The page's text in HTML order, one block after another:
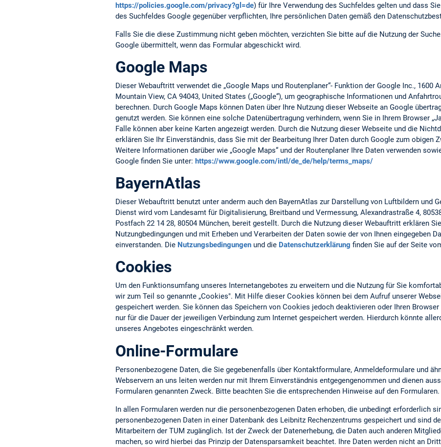
https://policies.google.com/privacy?gl=de) für Ihre Verwendung des Suchfeldes gelten und dass
des Suchfeldes Google gegenüber verpflichten, Ihre persönlichen Daten gemäß den
Falls Sie die diese Zustimmung nicht geben möchten, verzichten Sie bitte auf die Nutzung der
Google übermittelt, wenn das Formular abgeschickt wird.
Google Maps
Dieser Webauftritt verwendet die „Google Maps und Routenplaner“- Funktion der Google Inc., 1600
Mountain View, CA 94043, United States („Google“), um geographische Informationen und
berechnen. Durch Google Maps können Daten über Ihre Nutzung dieser Webseite an Google
genutzt werden. Sie können eine solche Datenübertragung verhindern, wenn Sie in Ihrem Browser
Falle können aber keine Karten angezeigt werden. Durch die Nutzung dieser Webseite und die
erklären Sie Ihr Einverständnis, dass Sie mit der Bearbeitung Ihrer Daten durch Google zum obigen
Weitere Informationen darüber wie „Google Maps“ und der Routenplaner Ihre Daten verwenden
Google finden Sie unter: https://www.google.com/intl/de_de/help/terms_maps/
BayernAtlas
Dieser Webauftritt benutzt unter anderm auch den BayernAtlas zur Darstellung von Luftbildern und
Dienst wird vom Landesamt für Digitalisierung, Breitband und Vermessung, Alexandrastraße 4,
Postfach 22 14 28, 80504 München, bereit gestellt. Durch die Nutzung dieser Webauftritt erklären
Nutzungbedingungen und mit Erheben und Verarbeiten der Daten sowie der von Ihnen eingegeben
einverstanden. Die Nutzungsbedingungen und die Datenschutzerklärung finden Sie auf der Seite
Cookies
Um den Funktionsumfang unseres Internetangebotes zu erweitern und die Nutzung für Sie
wir zum Teil so genannte „Cookies". Mit Hilfe dieser Cookies können bei dem Aufruf unserer
gespeichert werden. Sie können das Speichern von Cookies jedoch deaktivieren oder Ihren
nur für die Dauer der jeweiligen Verbindung zum Internet gespeichert werden. Hierdurch könnte
unseres Angebotes eingeschränkt werden.
Online-Formulare
Personenbezogene Daten, die Sie gegebenenfalls über Kontaktformulare, Anmeldeformulare und
Webservern an uns leiten werden nur mit Ihrem Einverständnis entgegengenommen und dienen
Formularen genannten Zweck. Bitte beachten Sie die entsprechenden Hinweise auf den Formularen.
In allen Formularen werden nur die personenbezogenen Daten erhoben, die unbedingt erforderlich
personenbezogenen Daten in einer Datenbank des Leibnitz Rechenzentrums gespeichert und sind
Mitarbeitern der TUM zugänglich. Ist der Zweck der Datenerhebung, die Daten auch anderen
machen, so wird hierbei das Prinzip der Datensparsamkeit beachtet. Ihre Daten werden nicht an